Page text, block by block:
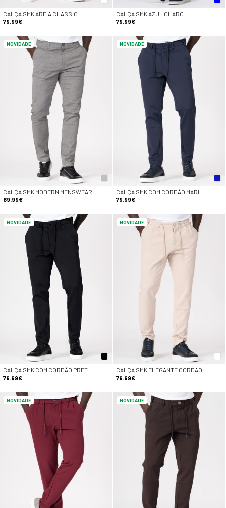
CALÇA SMK AREIA CLASSIC
79.99€
CALÇA SMK AZUL CLARO
79.99€
NOVIDADE
CALÇA SMK MODERN MENSWEAR
69.99€
NOVIDADE
CALÇA SMK COM CORDÃO MARI
79.99€
NOVIDADE
CALÇA SMK COM CORDÃO PRET
79.99€
NOVIDADE
CALÇA SMK ELEGANTE CORDAO
79.99€
NOVIDADE NOVIDADE